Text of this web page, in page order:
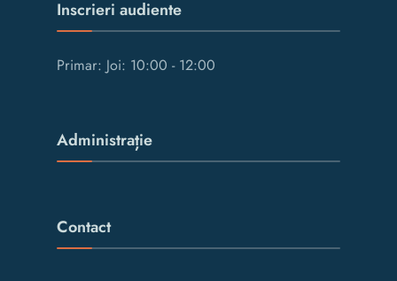
Inscrieri audiente
Primar: Joi: 10:00 - 12:00
Administrație
Contact